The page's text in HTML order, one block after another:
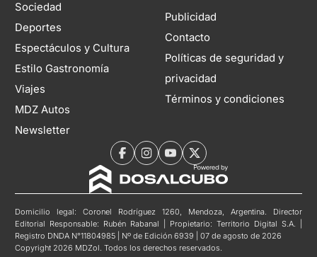
Sociedad
Deportes
Espectáculos y Cultura
Estilo Gastronomía
Viajes
MDZ Autos
Newsletter
Publicidad
Contacto
Políticas de seguridad y
privacidad
Términos y condiciones
Domicilio legal: Coronel Rodríguez 1260, Mendoza, Argentina. Director
Editorial Responsable: Rubén Rabanal | Propietario: Territorio Digital S.A. |
Registro DNDA N°11804985 | Nº de Edición 6939 | 07 de agosto de 2026
Copyright 2026 MDZol. Todos los derechos reservados.